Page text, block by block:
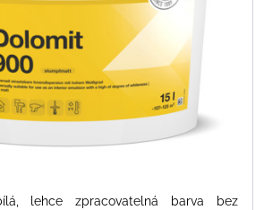
lehce zpracovatelná barva bez